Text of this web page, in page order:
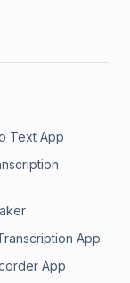
Text App
App
App